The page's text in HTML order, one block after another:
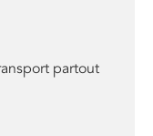
partout